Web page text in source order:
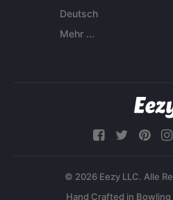
Deutsch
Mehr ...
© 2026 Eezy LLC. Alle